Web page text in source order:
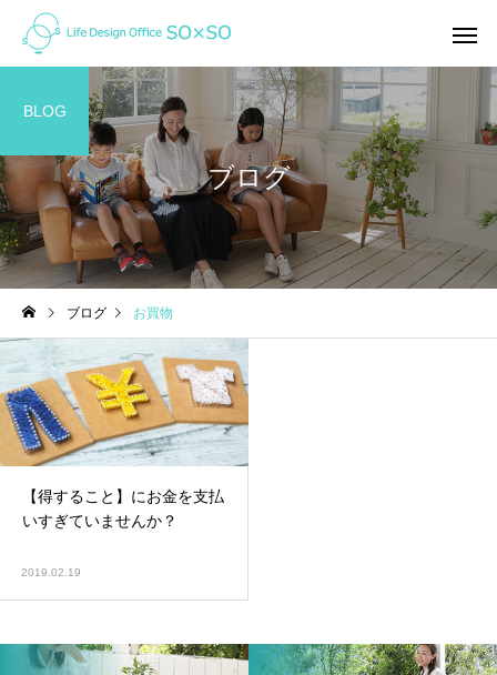
家計の整え方
オンライン（ZOOM)で家
計相談ってどんな感じ？
ライフプラン
「未来」はここから変
ブログ
BLOG
ブログ お買物
【得すること】にお金を支払
いすぎていませんか？
2019.02.19